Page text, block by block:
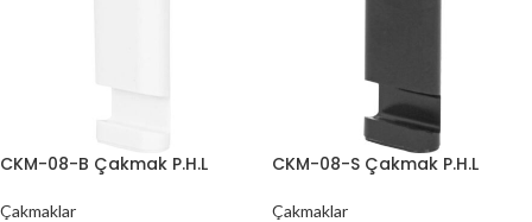
CKM-08-B Çakmak P.H.L
Çakmaklar
CKM-08-S Çakmak P.H.L
Çakmaklar